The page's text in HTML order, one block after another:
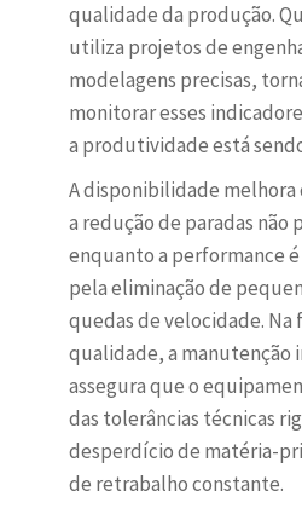
qualidade da produção.
utiliza projetos de
modelagens precisas,
monitorar esses
a produtividade está
A disponibilidade
a redução de paradas não
enquanto a performance
pela eliminação de
quedas de velocidade. Na
qualidade, a manutenção
assegura que o
das tolerâncias técnicas
desperdício de matéria-
de retrabalho constante.